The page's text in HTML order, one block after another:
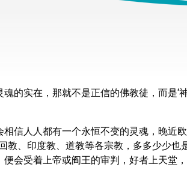
严
的实在，那就不是正信的佛教徒，而是‘
信人人都有一个永恒不变的灵魂，晚近
教、印度教、道教等各宗教，多多少少也
会受着上帝或阎王的审判，好者上天堂